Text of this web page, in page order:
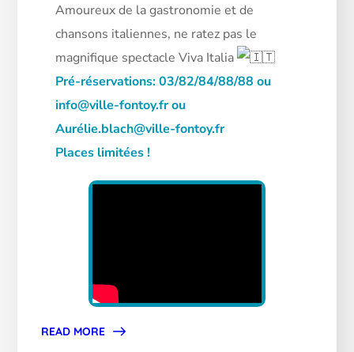
Amoureux de la gastronomie et de
chansons italiennes, ne ratez pas le
magnifique spectacle Viva Italia
Pré-réservations: 03/82/84/88/88 ou
info@ville-fontoy.fr ou
Aurélie.blach@ville-fontoy.fr
Places limitées !
READ MORE